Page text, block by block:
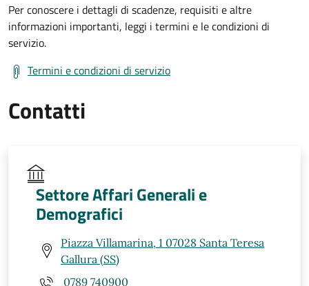
Per conoscere i dettagli di scadenze, requisiti e altre
informazioni importanti, leggi i termini e le condizioni di
servizio.
Termini e condizioni di servizio
Contatti
Settore Affari Generali e
Demografici
Piazza Villamarina, 1 07028 Santa Teresa
Gallura (SS)
0789 740900